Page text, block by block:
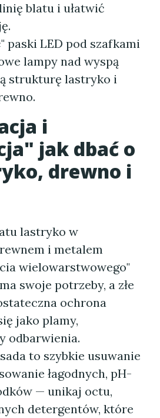
blatu i ułatwić
" paski LED pod szafkami
lampy nad wyspą
strukturę lastryko i
i
jak dbać o
drewno i
lastryko w
i metalem
wielowarstwowego"
swoje potrzeby, a złe
ochrona
jako plamy,
odbarwienia.
to szybkie usuwanie
łagodnych, pH-
— unikaj octu,
detergentów, które